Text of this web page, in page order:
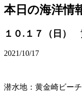
本日の海洋情
１０.１７（日）
2021/10/17
潜水地：黄金崎ビーチ